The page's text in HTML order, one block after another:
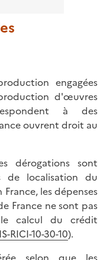
engagées
d'œuvres
à des
ouvrent droit au
dérogations sont
de localisation du
les dépenses
France ne sont pas
calcul du crédit
RICI-10-30-10).